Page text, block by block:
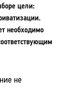
цели:
необходимо
не